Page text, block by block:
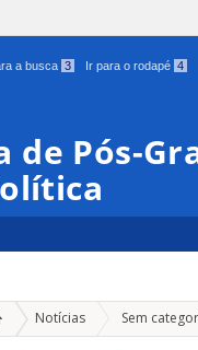
a busca 3 Ir para o rodapé 4
de Pós-
Notícias Sem